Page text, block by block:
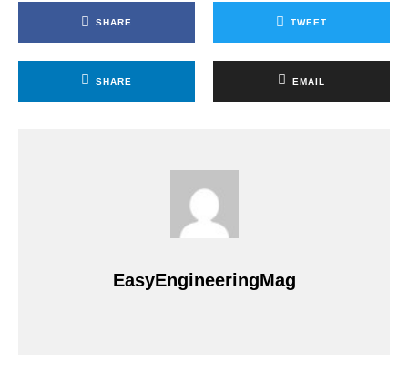
SHARE TWEET
SHARE EMAIL
EasyEngineeringMag